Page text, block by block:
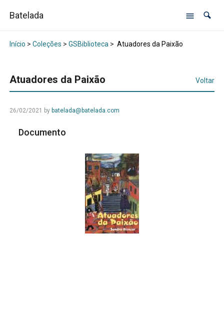
Batelada
Início > Coleções > GSBiblioteca> Atuadores da Paixão
Atuadores da Paixão Voltar
26/02/2021 by batelada@batelada.com
Documento